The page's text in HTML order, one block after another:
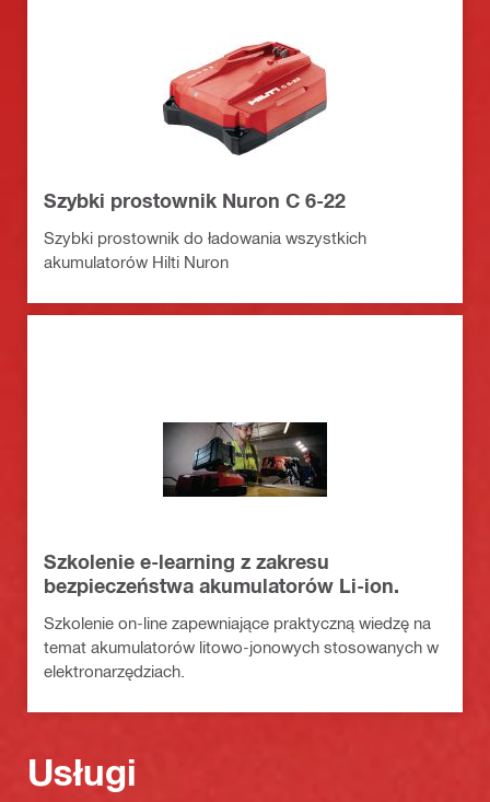
Szybki prostownik Nuron C 6-22
Szybki prostownik do ładowania wszystkich
akumulatorów Hilti Nuron
Szkolenie e-learning z zakresu
bezpieczeństwa akumulatorów Li-ion.
Szkolenie on-line zapewniające praktyczną wiedzę na
temat akumulatorów litowo-jonowych stosowanych w
elektronarzędziach.
Usługi